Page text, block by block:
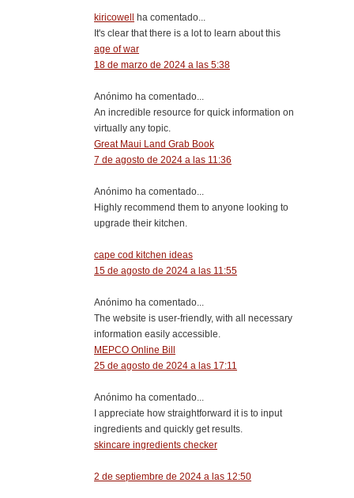
kiricowell
ha comentado...
It's clear that there is a lot to learn about this
age of war
18 de marzo de 2024 a las 5:38
Anónimo ha comentado...
An incredible resource for quick information on
virtually any topic.
Great Maui Land Grab Book
7 de agosto de 2024 a las 11:36
Anónimo ha comentado...
Highly recommend them to anyone looking to
upgrade their kitchen.
cape cod kitchen ideas
15 de agosto de 2024 a las 11:55
Anónimo ha comentado...
The website is user-friendly, with all necessary
information easily accessible.
MEPCO Online Bill
25 de agosto de 2024 a las 17:11
Anónimo ha comentado...
I appreciate how straightforward it is to input
ingredients and quickly get results.
skincare ingredients checker
2 de septiembre de 2024 a las 12:50